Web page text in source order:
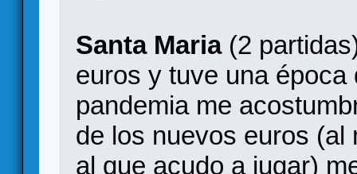
Santa Maria(2
euros y tuve una
pandemia me
de los nuevos euros (al
al que acudo a jugar)